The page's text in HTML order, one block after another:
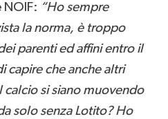
NOIF: “Ho sempre
la norma, è troppo
parenti ed affini entro il
capire che anche altri
si siano muovendo
solo senza Lotito? Ho